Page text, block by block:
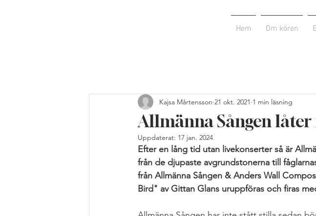
Hem Om kören
Allmänna Sången låter
Kajsa Mårtensson 21 okt. 2021 1 min läsning
Uppdaterat: 17 jan. 2024
Efter en lång tid utan livekonserter så är
från de djupaste avgrundstonerna till
från Allmänna Sången & Anders Wall
Bird" av Gittan Glans uruppföras och firas